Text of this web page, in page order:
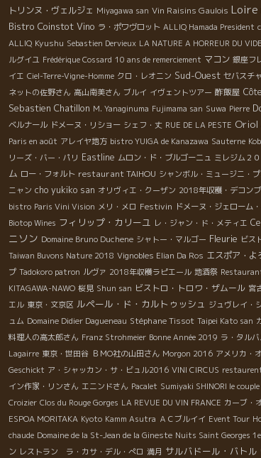
ピエールを飲み続けた。 真夏の暑い夜、もう皆、結構出
来上がっていました。 暑い中で踊るから一挙に酔いがま
わるけど、ワインがワインだけにいつまでも飲み続けら
れるのが、危ないところ。 夜更けまで、朝まで最後まで
飲んでいるメンバーはいつも同じだった。 祭りの後の翌
朝も、集まってきて飲み会が始まる。この時は各自が持
ち寄ったワインを飲むのでした。 ラピエール家も全員で
一緒に楽しんだ。 本当に、忘れられない佳き時代の一コ
マ。Nostalgie. 7月１４日になるといつも思い出す。
Merci Marcel !
トリンヌ・ヴェルジェ Miyagawa san Vin Raisins Gaulois Loire
Bistro Coinstot Vino ラ・ポワヴロット ALLIQ Hamada President
ALLIQ Kyushu Sebastien Dervieux LA NATURE A HORREUR DU VIDE
ルグイユ Frédérique Cossard 10 ans de remerciement マコン 銀座フ
イエ Ciel-Terre-Vigne-Homme クロ・レオニン Sud-Ouest セバスチ
ネットの佐野さん 高山南美さん ブルイ イヴェントツアー 酢飯屋
Sebastien Chatillon M. Yanaginuma Fujimama san Suwa Pierre
ベルナール ドメーヌ・リショー シェフ・丈 RUE DE LA PESTE Oriol
Paris en août アレイヤ地方 bistro YUIGA de Kanazawa Sauterne
リーズ・バー・パリ Eastline ムロン・ド・ブルゴーニュ ミレジム２
ム ロー・フォルト restaurant TAIHOU シャンボル・ミュージニ・
ニャン cho yukiko san オリヴィエ・クーザン 2018年収穫・デコンブ
bistro Paris Vini Vision メリ・メロ Festivin ドメーヌ・ジェローム
Biotop Wines フィリップ・カリーユ レ・ジャン・ド・メティエ
ニソン Domaine Bruno Duchene シャトー・マルゴー Fleurie ビス
Taiwan Buvons Nature 2018 Vignobles Elian Da Ros エスポア・よ
プ Tadokoro patron ルヴァ 2018年収穫ラピエール 地酒祭
KITAGAWA-NAWO 桜見 Shun san ビストロ・トロワ・ザムール 宮
エル 東京・文京区 ルペール・ド・カルトゥッシュ ジュヴレイ・
ュム Domaine Didier Dagueneau Stéphane Tissot Taipei Kato san
料理人の高太郎さん Franz Strohmeier Bonne Année 2019 ラ・タル
Lagairre 東京・世田谷 ＢＭО社の山田さん Morgon 2016 アメリカ・
Geschickt ア・シャッカン・サ・ビュル2016 VINI CIRCUS
イン作家・リンさん エニンドさん Pacalet Sumiyaki SHINORI le
Croizier Clos du Rouge Gorges LA REVUE DU VIN FRANCE カーブ・
ESPOA MORITAKA Kyoto Kamm Asutra ＡＣブルイイ Event Tour
chaude Domaine de la St-Jean de la Gineste Nuits Saint Georges
ン レストラン ラ・カサ・デル・ぺロ 満月 サルバドール・バトル